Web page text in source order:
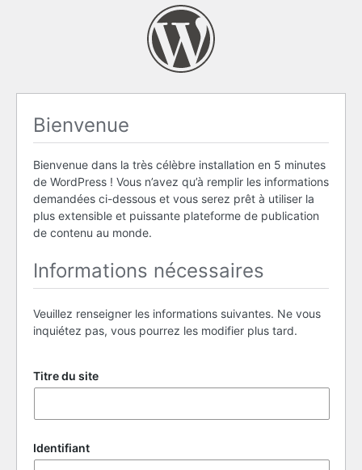
Bienvenue
Bienvenue dans la très célèbre installation en 5 minutes
de WordPress ! Vous n’avez qu’à remplir les informations
demandées ci-dessous et vous serez prêt à utiliser la
plus extensible et puissante plateforme de publication
de contenu au monde.
Informations nécessaires
Veuillez renseigner les informations suivantes. Ne vous
inquiétez pas, vous pourrez les modifier plus tard.
Titre du site
Identifiant